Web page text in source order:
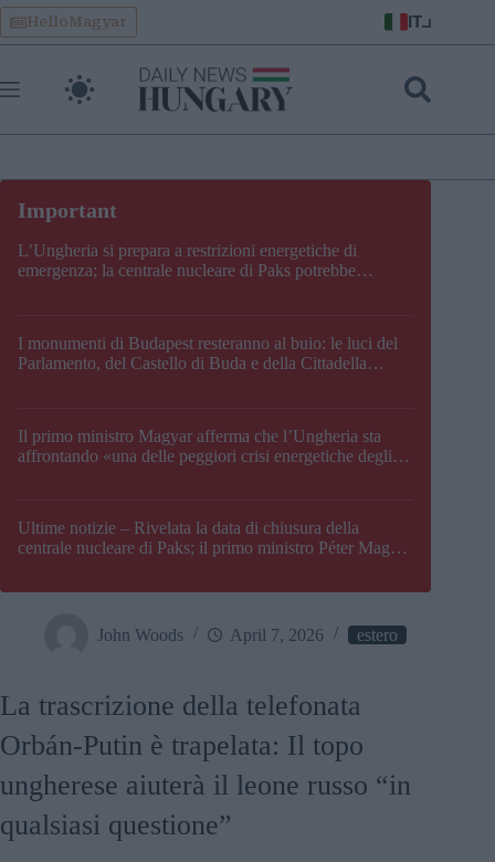
Skip
to
content
HelloMagyar IT
L’Ungheria si prepara a restrizioni energetiche di
emergenza; la centrale nucleare di Paks potrebbe
I monumenti di Budapest resteranno al buio: le luci del
Parlamento, del Castello di Buda e della Cittadella
Il primo ministro Magyar afferma che l’Ungheria sta
affrontando «una delle peggiori crisi energetiche degli
Ultime notizie – Rivelata la data di chiusura della
centrale nucleare di Paks; il primo ministro Péter Magyar
John Woods April 7, 2026 estero
La trascrizione della telefonata
Orbán-Putin è trapelata: Il topo
ungherese aiuterà il leone russo “in
qualsiasi questione”